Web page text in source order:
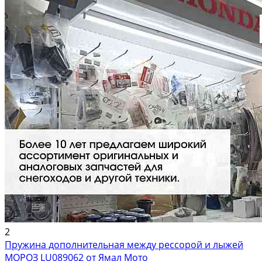
2
Пружина дополнительная между рессорой и лыжей
МОРОЗ LU089062 от Ямал Мото